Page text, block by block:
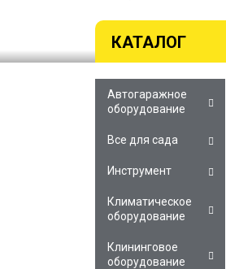
КАТАЛОГ
Автогаражное
оборудование
Все для сада
Инструмент
Климатическое
оборудование
Клининговое
оборудование